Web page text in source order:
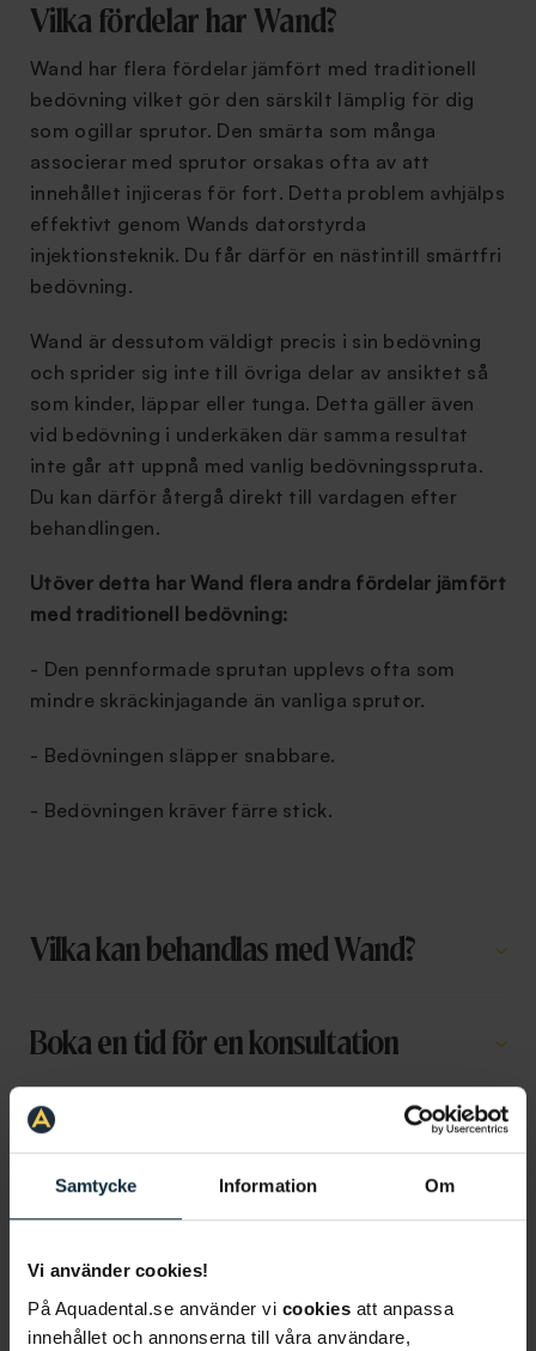
Samtycke Information Om
Vi använder cookies!
På Aquadental.se använder vi cookies att anpassa
innehållet och annonserna till våra användare,
Vilka fördelar har Wand?
Wand har flera fördelar jämfört med traditionell
bedövning vilket gör den särskilt lämplig för dig
som ogillar sprutor. Den smärta som många
associerar med sprutor orsakas ofta av att
innehållet injiceras för fort. Detta problem avhjälps
effektivt genom Wands datorstyrda
injektionsteknik. Du får därför en nästintill smärtfri
bedövning.
Wand är dessutom väldigt precis i sin bedövning
och sprider sig inte till övriga delar av ansiktet så
som kinder, läppar eller tunga. Detta gäller även
vid bedövning i underkäken där samma resultat
inte går att uppnå med vanlig bedövningsspruta.
Du kan därför återgå direkt till vardagen efter
behandlingen.
Utöver detta har Wand flera andra fördelar jämfört
med traditionell bedövning:
- Den pennformade sprutan upplevs ofta som
mindre skräckinjagande än vanliga sprutor.
- Bedövningen släpper snabbare.
- Bedövningen kräver färre stick.
Vilka kan behandlas med Wand?
Boka en tid för en konsultation